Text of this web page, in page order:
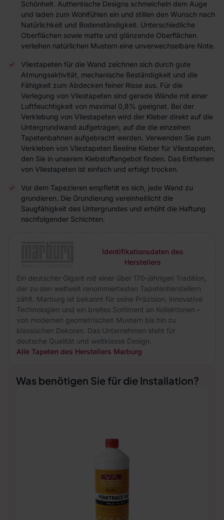
Schönheit. Authentische Designs schmeicheln dem Auge
und laden zum Wohlfühlen ein und stillen den Wunsch nach
Natürlichkeit und Bodenständigkeit. Unterschiedliche
Oberflächen sowie matte und glänzende Oberflächen
verleihen natürlichen Mustern eine unverwechselbare Note.
Vliestapeten für die Wand zeichnen sich durch gute
Atmungsaktivität, mechanische Beständigkeit und die
Fähigkeit zum Abdecken feiner Risse aus. Für die
Verlegung von Vliestapeten sind gerade Wände mit einer
Luftfeuchtigkeit von maximal 0,8% geeignet. Bei der
Verklebung von Vliestapeten wird der Kleber direkt auf die
Untergrundwand aufgetragen, auf die die einzelnen
Tapetenbahnen aufgebracht werden. Verwenden Sie zum
Verkleben von Vliestapeten Beeline Kleber für Vliestapeten,
den Sie in unserem Klebstoffangebot finden. Das Entfernen
von Vliestapeten ist einfach und erfolgt trocken.
Vor dem Tapezieren empfiehlt es sich, jede Wand zu
grundieren. Die Grundierung vereinheitlicht die
Saugfähigkeit des Untergrundes und erhöht die Haftung
nachfolgender Schichten.
Identifikationsdaten des
Herstellers
Ein deutscher Gigant mit einer über 170-jährigen Tradition,
der zu den weltweit renommiertesten Tapetenherstellern
zählt. Marburg ist bekannt für seine Präzision, innovative
Technologien und ein breites Sortiment an Kollektionen –
von modernen geometrischen Mustern bis hin zu
klassischen Dekoren. Das Unternehmen steht für
deutsche Qualität und weltklasse Design.
Alle Tapeten des Herstellers Marburg
Was benötigen Sie für die Installation?